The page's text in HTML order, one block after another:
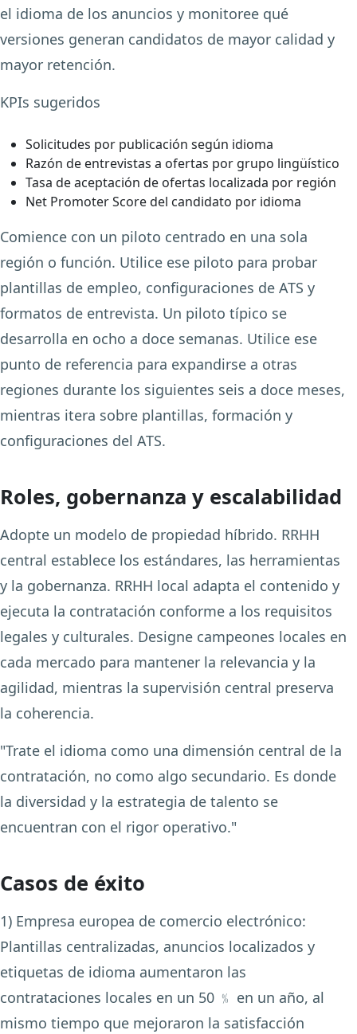
el idioma de los anuncios y monitoree qué
versiones generan candidatos de mayor calidad y
mayor retención.
KPIs sugeridos
Solicitudes por publicación según idioma
Razón de entrevistas a ofertas por grupo lingüístico
Tasa de aceptación de ofertas localizada por región
Net Promoter Score del candidato por idioma
Comience con un piloto centrado en una sola
región o función. Utilice ese piloto para probar
plantillas de empleo, configuraciones de ATS y
formatos de entrevista. Un piloto típico se
desarrolla en ocho a doce semanas. Utilice ese
punto de referencia para expandirse a otras
regiones durante los siguientes seis a doce meses,
mientras itera sobre plantillas, formación y
configuraciones del ATS.
Roles, gobernanza y escalabilidad
Adopte un modelo de propiedad híbrido. RRHH
central establece los estándares, las herramientas
y la gobernanza. RRHH local adapta el contenido y
ejecuta la contratación conforme a los requisitos
legales y culturales. Designe campeones locales en
cada mercado para mantener la relevancia y la
agilidad, mientras la supervisión central preserva
la coherencia.
"Trate el idioma como una dimensión central de la
contratación, no como algo secundario. Es donde
la diversidad y la estrategia de talento se
encuentran con el rigor operativo."
Casos de éxito
1) Empresa europea de comercio electrónico:
Plantillas centralizadas, anuncios localizados y
etiquetas de idioma aumentaron las
contrataciones locales en un 50 ﹪ en un año, al
mismo tiempo que mejoraron la satisfacción